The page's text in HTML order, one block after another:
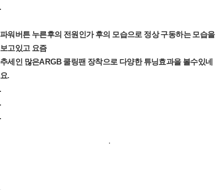
파워버튼 누른후의 전원인가 후의 모습으로 정상 구동하는 모습을
보고있고 요즘
추세인 많은ARGB 쿨링팬 장착으로 다양한 튜닝효과을 볼수있네
요.